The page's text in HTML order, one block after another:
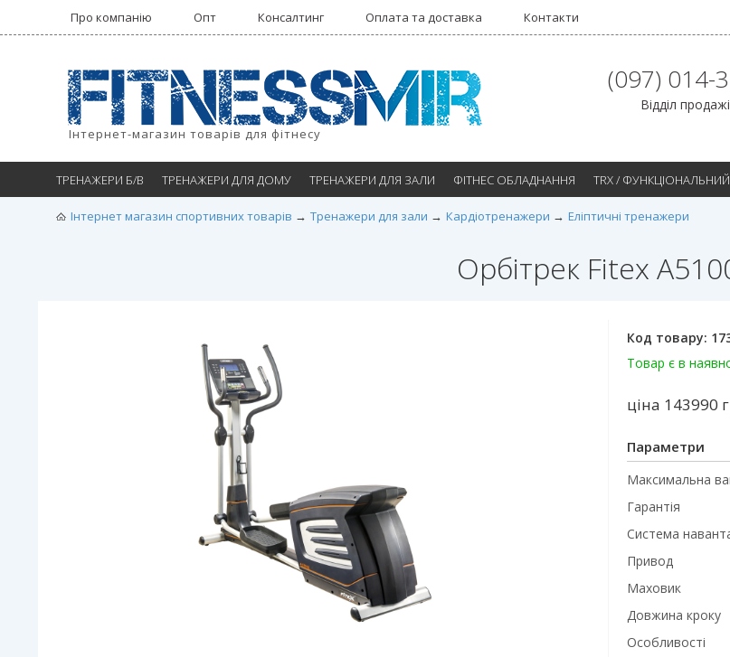
Про компанію Опт Консалтинг Оплата та доставка Контакти
Інтернет-магазин товарів для фітнесу
(097) 014-
Відділ
ТРЕНАЖЕРИ Б/В ТРЕНАЖЕРИ ДЛЯ ДОМУ ТРЕНАЖЕРИ ДЛЯ ЗАЛИ ФІТНЕС ОБЛАДНАННЯ TRX /
Інтернет магазин спортивних товарів Тренажери для зали Кардіотренажери Еліптичні тренажери
Орбітрек Fitex
Код товару:
Товар є в
ціна 143990
Параметри
Максимальна
Гарантія
Система
Привод
Маховик
Довжина кроку
Особливості